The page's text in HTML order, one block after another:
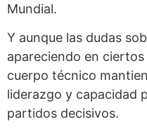
Mundial.
Y aunque las dudas
apareciendo en
cuerpo técnico
liderazgo y capacidad
partidos decisivos.